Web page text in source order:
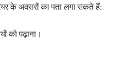
के अवसरों का पता लगा सकते हैं:
को पढ़ाना।